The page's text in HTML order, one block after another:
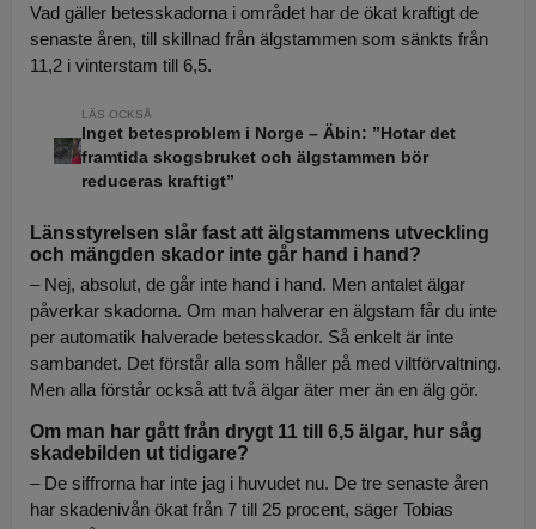
Vad gäller betesskadorna i området har de ökat kraftigt de
senaste åren, till skillnad från älgstammen som sänkts från
11,2 i vinterstam till 6,5.
Inget betesproblem i Norge – Äbin: ”Hotar det
framtida skogsbruket och älgstammen bör
reduceras kraftigt”
Länsstyrelsen slår fast att älgstammens utveckling
och mängden skador inte går hand i hand?
– Nej, absolut, de går inte hand i hand. Men antalet älgar
påverkar skadorna. Om man halverar en älgstam får du inte
per automatik halverade betesskador. Så enkelt är inte
sambandet. Det förstår alla som håller på med viltförvaltning.
Men alla förstår också att två älgar äter mer än en älg gör.
Om man har gått från drygt 11 till 6,5 älgar, hur såg
skadebilden ut tidigare?
– De siffrorna har inte jag i huvudet nu. De tre senaste åren
har skadenivån ökat från 7 till 25 procent, säger Tobias